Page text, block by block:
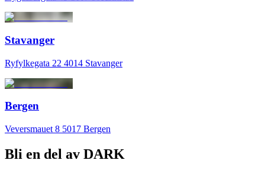
Stavanger
Ryfylkegata 22 4014 Stavanger
Bergen
Veversmauet 8 5017 Bergen
Bli en del av DARK